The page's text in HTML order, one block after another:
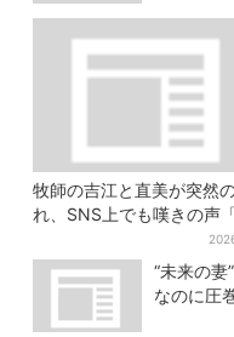
牧師の吉江と直美が突然
れ、SNS上でも嘆きの声
“未来の
なのに圧